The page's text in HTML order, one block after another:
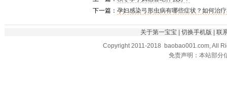
下一篇： 孕妇感染弓形虫病有哪些症状？如何治
关于第一宝宝 | 切换手机版 | 联
Copyright 2011-2018 baobao001.com, All
免责声明：本站部分